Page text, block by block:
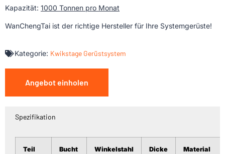
Kapazität: 1000 Tonnen pro Monat
WanChengTai ist der richtige Hersteller für Ihre Systemgerüste!
Kategorie: Kwikstage Gerüstsystem
Angebot einholen
Spezifikation
Teil
Bucht
Winkelstahl
Dicke
Material